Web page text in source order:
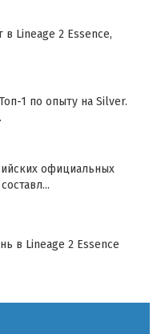
Lineage 2 Essence,
1 по опыту на Silver.
официальных
в Lineage 2 Essence